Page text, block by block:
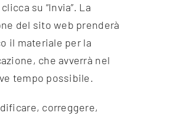
su “Invia”. La
del sito web prenderà
il materiale per la
che avverrà nel
tempo possibile.
correggere,